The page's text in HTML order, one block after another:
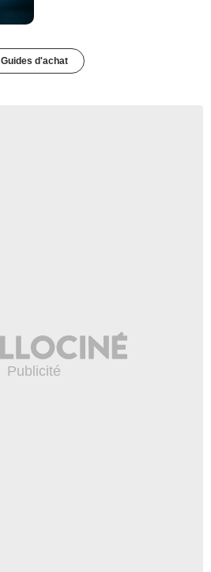
Guides d'achat